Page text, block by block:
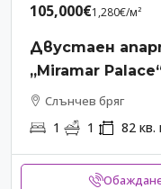
105,000€1,280€/м²
Двустаен
„Miramar
Слънчев бряг
1 1 82 кв.